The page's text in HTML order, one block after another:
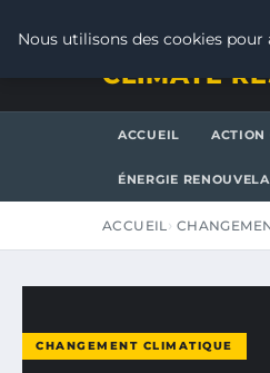
CLIMATE
ACCUEIL ACTION
ÉNERGIE
ACCUEIL
CHANGEMENT CLIMATIQUE
Nous utilisons des cookies